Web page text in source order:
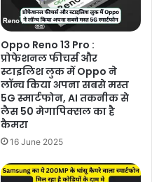
Oppo Reno 13 Pro :
प्रोफेशनल फीचर्स और
स्टाइलिश लुक में Oppo ने
लॉन्च किया अपना सबसे मस्त
5G स्मार्टफोन, AI तकनीक से
लैस 50 मेगापिक्सल का है
कैमरा
16 June 2025